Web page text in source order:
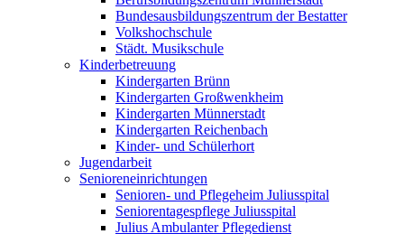
Bundesausbildungszentrum der Bestatter
Volkshochschule
Städt. Musikschule
Kinderbetreuung
Kindergarten Brünn
Kindergarten Großwenkheim
Kindergarten Münnerstadt
Kindergarten Reichenbach
Kinder- und Schülerhort
Jugendarbeit
Senioreneinrichtungen
Senioren- und Pflegeheim Juliusspital
Seniorentagespflege Juliusspital
Julius Ambulanter Pflegedienst